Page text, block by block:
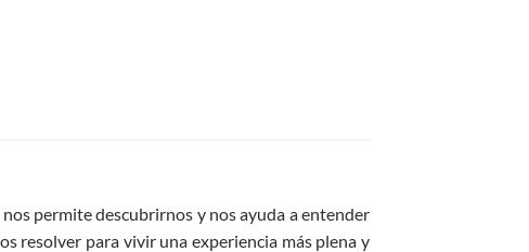
permite descubrirnos y nos ayuda a entender
resolver para vivir una experiencia más plena y